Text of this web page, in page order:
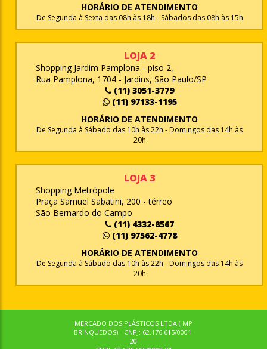
HORÁRIO DE ATENDIMENTO
De Segunda à Sexta das 08h às 18h - Sábados das 08h às 15h
LOJA 2
Shopping Jardim Pamplona - piso 2,
Rua Pamplona, 1704 - Jardins, São Paulo/SP
(11) 3051-3779
(11) 97133-1195
HORÁRIO DE ATENDIMENTO
De Segunda à Sábado das 10h às 22h - Domingos das 14h às
20h
LOJA 3
Shopping Metrópole
Praça Samuel Sabatini, 200 - térreo
São Bernardo do Campo
(11) 4332-8567
(11) 97562-4778
HORÁRIO DE ATENDIMENTO
De Segunda à Sábado das 10h às 22h - Domingos das 14h às
20h
MERCADO DOS PLÁSTICOS LTDA ( MP
BRINQUEDOS) - CNPJ: 62.176.615/0001-
20